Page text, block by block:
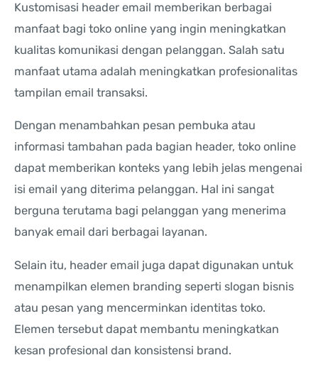
Kustomisasi header email memberikan berbagai
manfaat bagi toko online yang ingin meningkatkan
kualitas komunikasi dengan pelanggan. Salah satu
manfaat utama adalah meningkatkan profesionalitas
tampilan email transaksi.
Dengan menambahkan pesan pembuka atau
informasi tambahan pada bagian header, toko online
dapat memberikan konteks yang lebih jelas mengenai
isi email yang diterima pelanggan. Hal ini sangat
berguna terutama bagi pelanggan yang menerima
banyak email dari berbagai layanan.
Selain itu, header email juga dapat digunakan untuk
menampilkan elemen branding seperti slogan bisnis
atau pesan yang mencerminkan identitas toko.
Elemen tersebut dapat membantu meningkatkan
kesan profesional dan konsistensi brand.